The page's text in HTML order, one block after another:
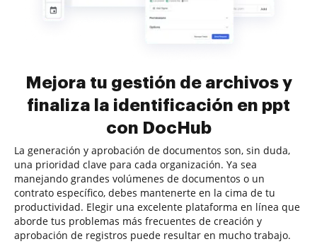
Mejora tu gestión de archivos y
finaliza la identificación en ppt
con DocHub
La generación y aprobación de documentos son, sin duda,
una prioridad clave para cada organización. Ya sea
manejando grandes volúmenes de documentos o un
contrato específico, debes mantenerte en la cima de tu
productividad. Elegir una excelente plataforma en línea que
aborde tus problemas más frecuentes de creación y
aprobación de registros puede resultar en mucho trabajo.